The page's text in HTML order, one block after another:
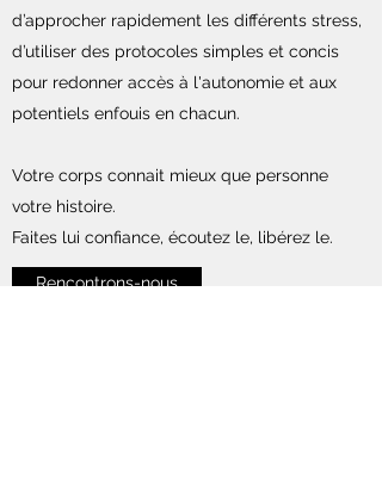
d’approcher rapidement les différents stress,
d’utiliser des protocoles simples et concis
pour redonner accès à l'autonomie et aux
potentiels enfouis en chacun.
Votre corps connait mieux que personne
votre histoire.
Faites lui confiance, écoutez le, libérez le.
Rencontrons-nous